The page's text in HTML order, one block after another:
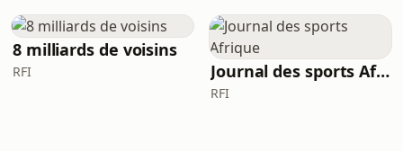
8 milliards de voisins
RFI Journal des sports Afrique
RFI